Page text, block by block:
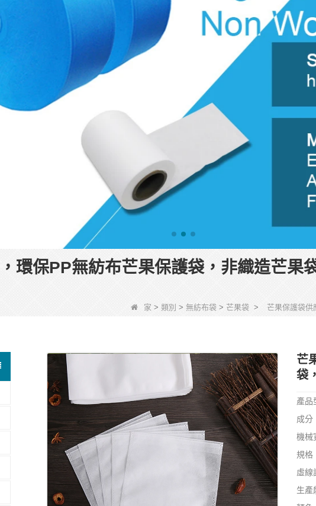
環保PP無紡布芒果保護袋，非織造芒果
家 > 類別 > 無紡布袋 > 芒果袋 > 芒果保護袋供
芒
袋
產品
成分
機械
規格
虛線
生產